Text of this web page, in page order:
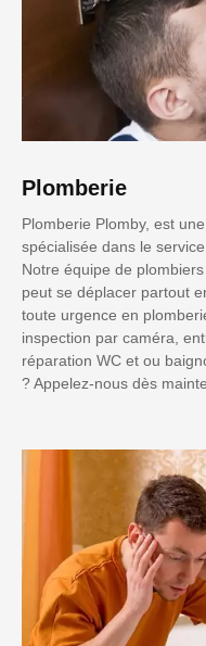
Plomberie
Plomberie Plomby, est
spécialisée dans le
Notre équipe de
peut se déplacer partout
toute urgence en
inspection par caméra,
réparation WC et ou
? Appelez-nous dès